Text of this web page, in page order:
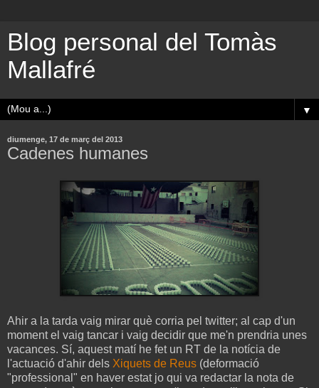
Blog personal del Tomàs
Mallafré
▼
diumenge, 17 de març del 2013
Cadenes humanes
Ahir a la tarda vaig mirar què corria pel twitter; al cap d'un
moment el vaig tancar i vaig decidir que me'n prendria unes
vacances. Sí, aquest matí he fet un RT de la notícia de
l'actuació d'ahir dels Xiquets de Reus (deformació
"professional" en haver estat jo qui va redactar la nota de